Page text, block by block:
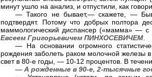
минут ушло на анализ, и отпустили, как
— Такого не бывает,— скажете, —
подтвердят. Потому что добрых полтора
маммологический диспансер («мамма» — с
Евсеем Григорьевичем ПИНХОСЕВИЧЕМ.
— На основании огромного
рождения заболеть раком молочной железы
свет в 80-е годы, — 10-12 процентов. В
— А рожденные в 90-е, 2-тысячные